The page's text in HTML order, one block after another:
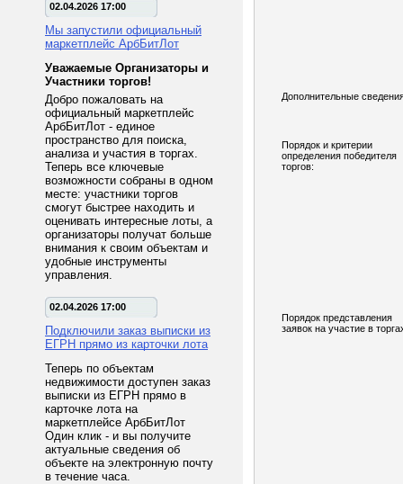
02.04.2026 17:00
Мы запустили официальный
маркетплейс АрбБитЛот
Уважаемые Организаторы и
Участники торгов!
Добро пожаловать на
официальный маркетплейс
АрбБитЛот - единое
пространство для поиска,
анализа и участия в торгах.
Теперь все ключевые
возможности собраны в одном
месте: участники торгов
смогут быстрее находить и
оценивать интересные лоты, а
организаторы получат больше
внимания к своим объектам и
удобные инструменты
управления.
02.04.2026 17:00
Подключили заказ выписки из
ЕГРН прямо из карточки лота
Теперь по объектам
недвижимости доступен заказ
выписки из ЕГРН прямо в
карточке лота на
маркетплейсе АрбБитЛот
Один клик - и вы получите
актуальные сведения об
объекте на электронную почту
в течение часа.
Дополнительные
Порядок и критерии
определения победителя
торгов:
Порядок представления
заявок на участие в